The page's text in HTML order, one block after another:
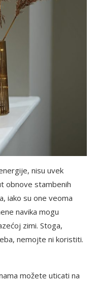
nisu uvek
obnove stambenih
iako su one veoma
navika mogu
zimi. Stoga,
nemojte ni koristiti.
možete uticati na